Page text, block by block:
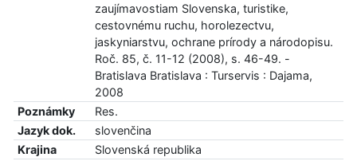
zaujímavostiam Slovenska, turistike,
cestovnému ruchu, horolezectvu,
jaskyniarstvu, ochrane prírody a národopisu.
Roč. 85, č. 11-12 (2008), s. 46-49. -
Bratislava Bratislava : Turservis : Dajama,
2008
Poznámky
Res.
Jazyk dok.
slovenčina
Krajina
Slovenská republika